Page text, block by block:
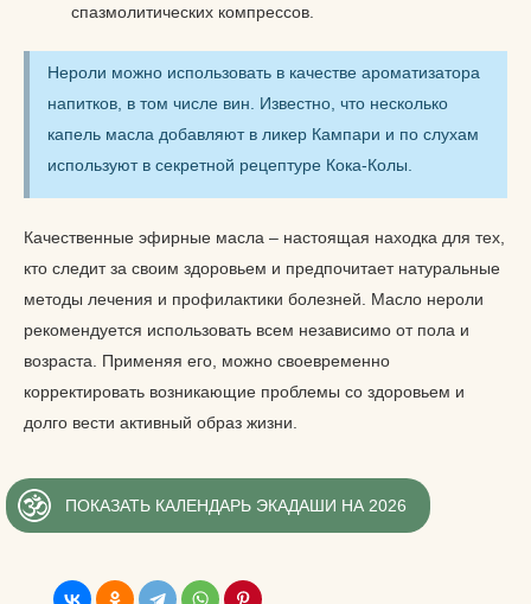
спазмолитических компрессов.
Нероли можно использовать в качестве ароматизатора
напитков, в том числе вин. Известно, что несколько
капель масла добавляют в ликер Кампари и по слухам
используют в секретной рецептуре Кока-Колы.
Качественные эфирные масла – настоящая находка для тех,
кто следит за своим здоровьем и предпочитает натуральные
методы лечения и профилактики болезней. Масло нероли
рекомендуется использовать всем независимо от пола и
возраста. Применяя его, можно своевременно
корректировать возникающие проблемы со здоровьем и
долго вести активный образ жизни.
ПОКАЗАТЬ КАЛЕНДАРЬ ЭКАДАШИ НА 2026